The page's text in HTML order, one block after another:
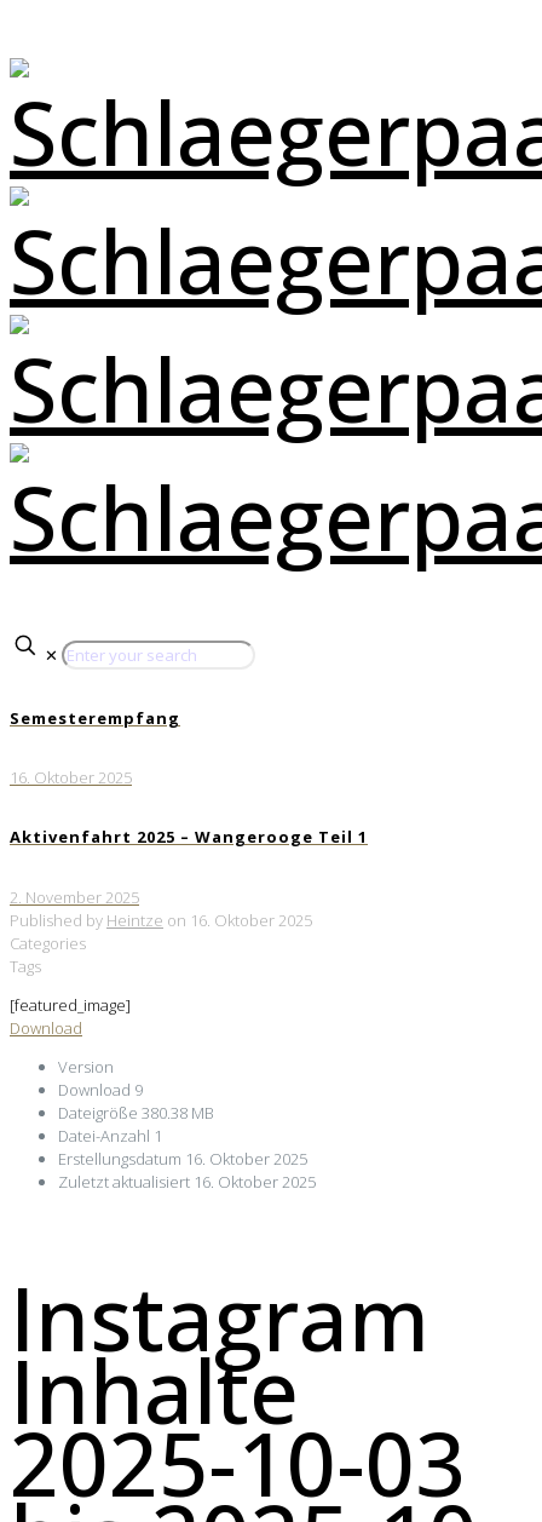
✕
Semesterempfang
16. Oktober 2025
Aktivenfahrt 2025 – Wangerooge Teil 1
2. November 2025
Published by Heintze on 16. Oktober 2025
Categories
Tags
[featured_image]
Download
Version
Download 9
Dateigröße 380.38 MB
Datei-Anzahl 1
Erstellungsdatum 16. Oktober 2025
Zuletzt aktualisiert 16. Oktober 2025
Instagram
Inhalte
2025-10-03